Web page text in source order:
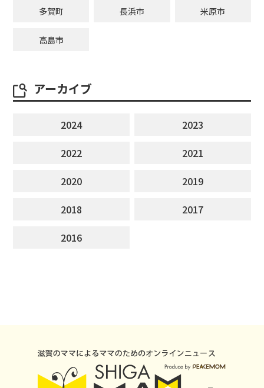
多賀町 長浜市 米原市
高島市
アーカイブ
2024
2023
2022
2021
2020
2019
2018
2017
2016